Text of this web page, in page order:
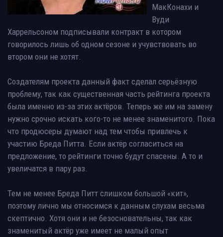
МакКонахи и
Вуди
Харрельсоном подписывали контракт в котором
говорилось лишь об одном сезоне и учувствовать во
втором они не хотят.
Создателям проекта данный факт сделал серьёзную
проблему, так как существенная часть рейтинга проекта
была именно из-за этих актёров. Теперь же им на замену
нужно срочно искать кого-то не менее знаменитого. Пока
что продюсеры думают над тем чтобы привлечь к
участию Бреда Питта. Если актёр согласиться на
предложение, то рейтинги точно будут спасены. А то и
увеличатся в пару раз.
Тем не менее Бреда Питт слишком большой «кит»,
поэтому лично мы относимся к данным слухам весьма
скептично. Хотя они и не безосновательны, так как
знаменитый актёр уже имеет не малый опыт